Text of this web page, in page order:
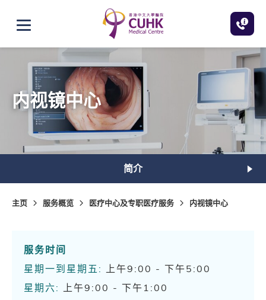
打开选单
内视镜中心
简介
主页 服务概览 医疗中心及专职医疗服务 内视镜中心
服务时间
星期一到星期五: 上午9:00 - 下午5:00
星期六: 上午9:00 - 下午1:00